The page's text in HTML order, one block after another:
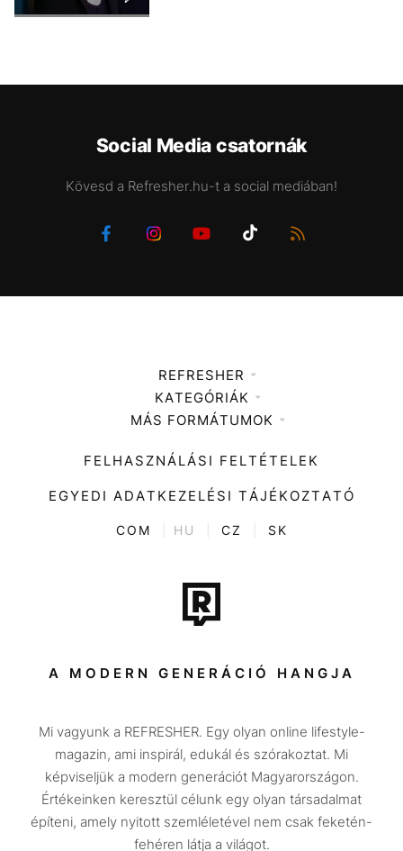
Social Media csatornák
Kövesd a Refresher.hu-t a social mediában!
REFRESHER
Médiaajánlat
KATEGÓRIÁK
Zene
Divat
Kultúra
ENTR
Tech-Tudomány
Sport
Társadalom
Utazás
Életmód
Design
Beszélgetések
MÁS FORMÁTUMOK
FELHASZNÁLÁSI FELTÉTELEK
EGYEDI ADATKEZELÉSI TÁJÉKOZTATÓ
COM HU CZ SK
A MODERN GENERÁCIÓ HANGJA
Mi vagyunk a REFRESHER. Egy olyan online lifestyle-
magazin, ami inspirál, edukál és szórakoztat. Mi
képviseljük a modern generációt Magyarországon.
Értékeinken keresztül célunk egy olyan társadalmat
építeni, amely nyitott szemléletével nem csak feketén-
fehéren látja a világot.